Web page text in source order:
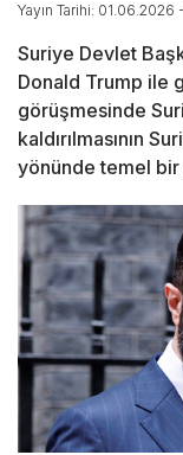
Yayın Tarihi: 01.06.2026
Suriye Devlet
Donald Trump ile
görüşmesinde
kaldırılmasının
yönünde temel bir